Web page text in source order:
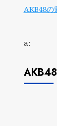
AKB48の
a: